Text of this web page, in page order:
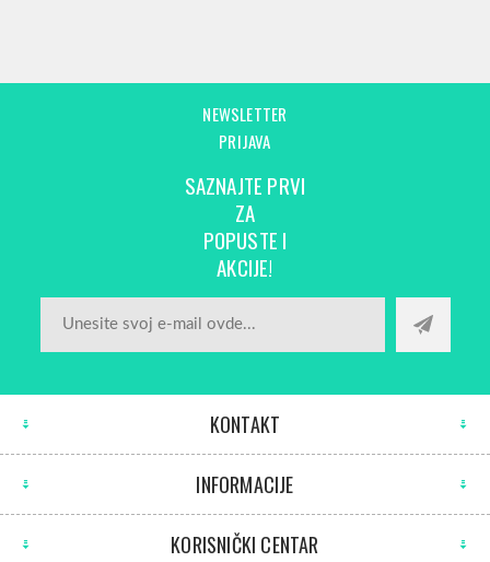
NEWSLETTER
PRIJAVA
SAZNAJTE PRVI
ZA
POPUSTE I
AKCIJE!
KONTAKT
INFORMACIJE
KORISNIČKI CENTAR